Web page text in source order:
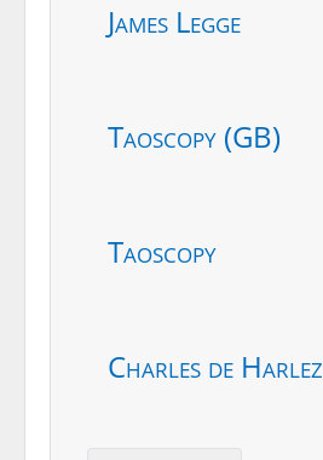
James Legge
Taoscopy (GB)
Taoscopy
Charles de Harlez